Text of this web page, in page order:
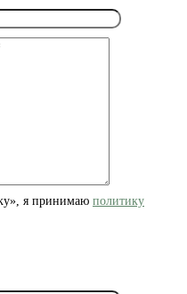
я принимаю политику